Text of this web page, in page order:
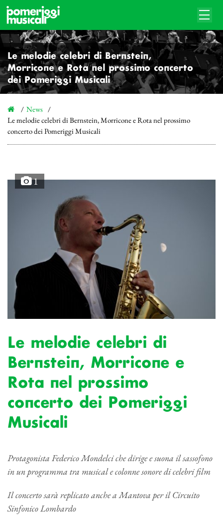
Le melodie celebri di Bernstein,
Morricone e Rota nel prossimo concerto
dei Pomeriggi Musicali
News
Le melodie celebri di Bernstein, Morricone e Rota nel prossimo
concerto dei Pomeriggi Musicali
1
Le melodie celebri di
Bernstein, Morricone e
Rota nel prossimo
concerto dei Pomeriggi
Musicali
Protagonista Federico Mondelci che dirige e suona il sassofono
in un programma tra musical e colonne sonore di celebri film
Il concerto sarà replicato anche a Mantova per il Circuito
Sinfonico Lombardo